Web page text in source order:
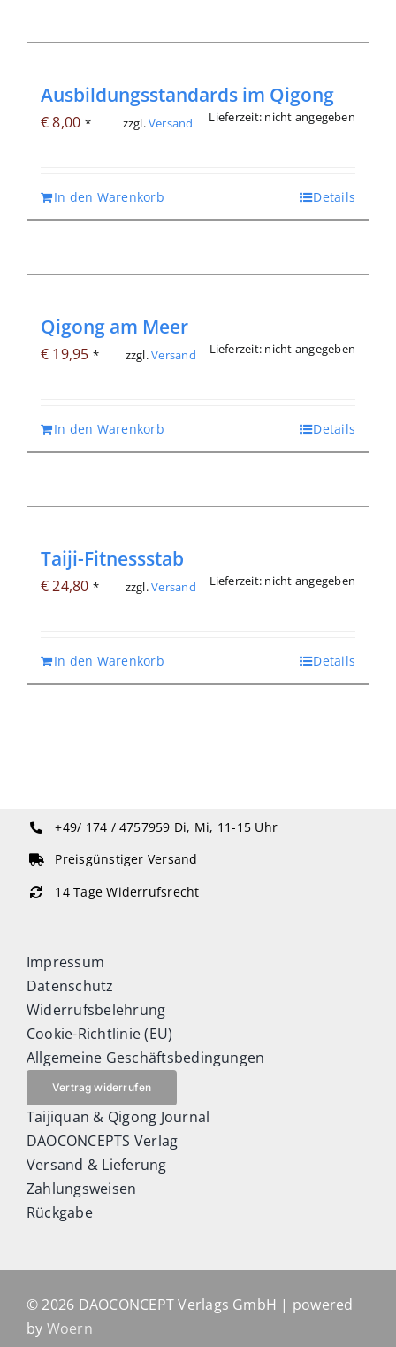
Ausbildungsstandards im Qigong
€8,00 * zzgl.Versand Lieferzeit: nicht angegeben
In den Warenkorb Details
Qigong am Meer
€ 19,95 * zzgl.Versand Lieferzeit: nicht angegeben
In den Warenkorb Details
Taiji-Fitnessstab
€24,80 * zzgl.Versand Lieferzeit: nicht angegeben
In den Warenkorb Details
+49/ 174 / 4757959 Di, Mi, 11-15 Uhr
Preisgünstiger Versand
14 Tage Widerrufsrecht
Impressum
Datenschutz
Widerrufsbelehrung
Cookie-Richtlinie (EU)
Allgemeine Geschäftsbedingungen
Vertrag widerrufen
Taijiquan & Qigong Journal
DAOCONCEPTS Verlag
Versand & Lieferung
Zahlungsweisen
Rückgabe
© 2026 DAOCONCEPT Verlags GmbH | powered
by Woern